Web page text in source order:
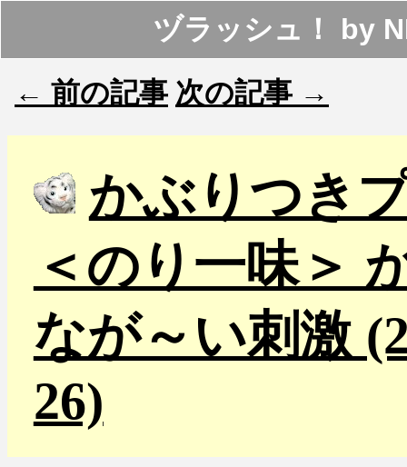
ヅラッシュ！ by
← 前の記事 次の記事 →
かぶりつき
＜のり一味＞
なが～い刺激
26)